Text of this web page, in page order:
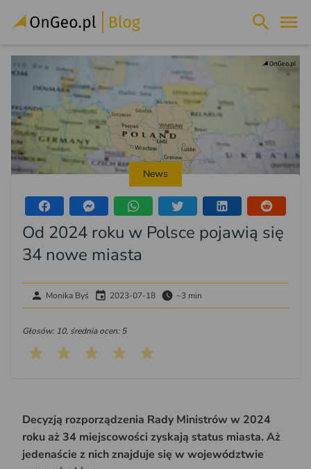
News
Od 2024 roku w Polsce pojawią się
34 nowe miasta
Monika Byś 2023-07-18 ~3 min
Głosów: 10, średnia ocen: 5
Decyzją rozporządzenia Rady Ministrów w 2024
roku aż 34 miejscowości zyskają status miasta. Aż
jedenaście z nich znajduje się w województwie